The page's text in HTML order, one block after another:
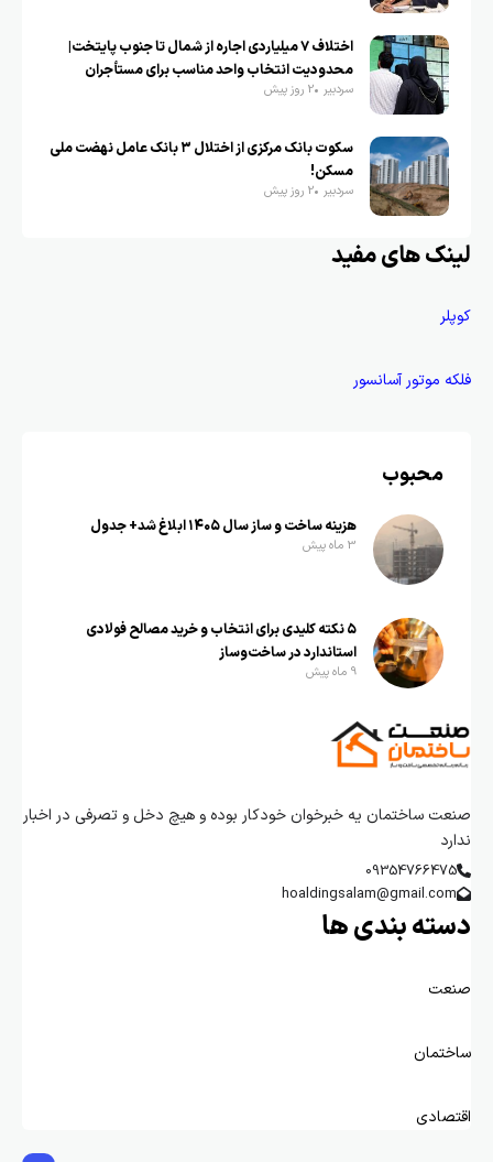
اختلاف ۷ میلیاردی اجاره از شمال تا جنوب پایتخت|
محدودیت انتخاب واحد مناسب برای مستأجران
سردبیر 2 روز پیش
سکوت بانک مرکزی از اختلال ۳ بانک عامل نهضت ملی
مسکن!
سردبیر 2 روز پیش
لینک های مفید
کوپلر
فلکه موتور آسانسور
محبوب
هزینه ساخت و ساز سال ۱۴۰۵ ابلاغ شد+ جدول
3 ماه پیش
۵ نکته کلیدی برای انتخاب و خرید مصالح فولادی
استاندارد در ساخت‌وساز
9 ماه پیش
صنعت ساختمان یه خبرخوان خودکار بوده و هیچ دخل و تصرفی در اخبار
ندارد
09354766475
hoaldingsalam@gmail.com
دسته بندی ها
صنعت
ساختمان
اقتصادی